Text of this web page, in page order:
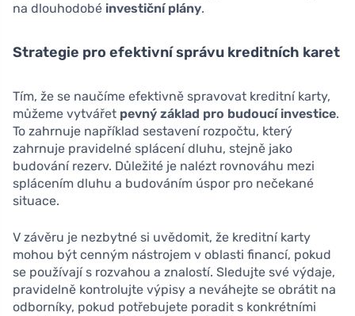
na dlouhodobé investiční plány.
Strategie pro efektivní správu kreditních karet
Tím, že se naučíme efektivně spravovat kreditní karty,
můžeme vytvářet pevný základ pro budoucí investice.
To zahrnuje například sestavení rozpočtu, který
zahrnuje pravidelné splácení dluhu, stejně jako
budování rezerv. Důležité je nalézt rovnováhu mezi
splácením dluhu a budováním úspor pro nečekané
situace.
V závěru je nezbytné si uvědomit, že kreditní karty
mohou být cenným nástrojem v oblasti financí, pokud
se používají s rozvahou a znalostí. Sledujte své výdaje,
pravidelně kontrolujte výpisy a neváhejte se obrátit na
odborníky, pokud potřebujete poradit s konkrétními